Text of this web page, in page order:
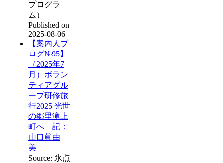
プログラ
ム）
Published on
2025-08-06
【案内人ブ
ログ№95】
（2025年7
月）ボラン
ティアグル
ープ研修旅
行2025 光世
の郷里滝上
町へ 記：
山口眞由
美
Source: 氷点